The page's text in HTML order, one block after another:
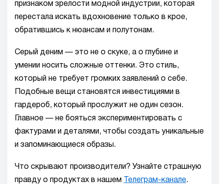
признаком зрелости модной индустрии, которая
перестала искать вдохновение только в крое,
обратившись к нюансам и полутонам.
Серый деним — это не о скуке, а о глубине и
умении носить сложные оттенки. Это стиль,
который не требует громких заявлений о себе.
Подобные вещи становятся инвестициями в
гардероб, который прослужит не один сезон.
Главное — не бояться экспериментировать с
фактурами и деталями, чтобы создать уникальные
и запоминающиеся образы.
Что скрывают производители? Узнайте страшную
правду о продуктах в нашем
Телеграм-канале.